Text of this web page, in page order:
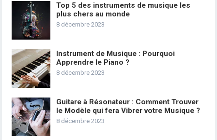
Top 5 des instruments de musique les
plus chers au monde
8 décembre 2023
Instrument de Musique : Pourquoi
Apprendre le Piano ?
8 décembre 2023
Guitare à Résonateur : Comment Trouver
le Modèle qui fera Vibrer votre Musique ?
8 décembre 2023